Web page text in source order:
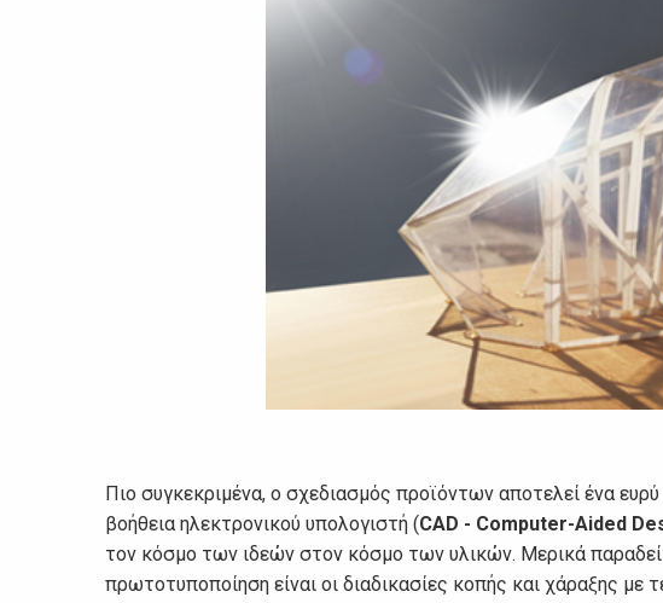
Πιο συγκεκριμένα, ο σχεδιασμός προϊόντων αποτελεί ένα
βοήθεια ηλεκτρονικού υπολογιστή (CAD - Computer-Aided
τον κόσμο των ιδεών στον κόσμο των υλικών. Μερικά
πρωτοτυποποίηση είναι οι διαδικασίες κοπής και χάραξης